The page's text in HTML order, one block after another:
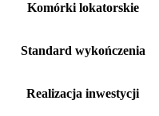
Komórki lokatorskie
Standard wykończenia
Realizacja inwestycji